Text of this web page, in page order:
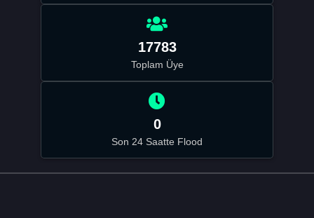
17783
Toplam Üye
0
Son 24 Saatte Flood